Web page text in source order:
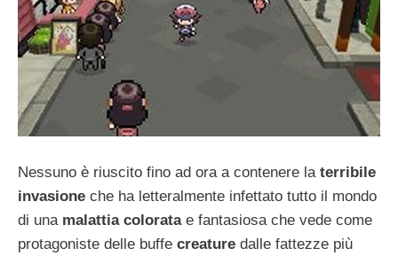
Nessuno è riuscito fino ad ora a contenere la terribile
invasione che ha letteralmente infettato tutto il mondo
di una malattia colorata e fantasiosa che vede come
protagoniste delle buffe creature dalle fattezze più